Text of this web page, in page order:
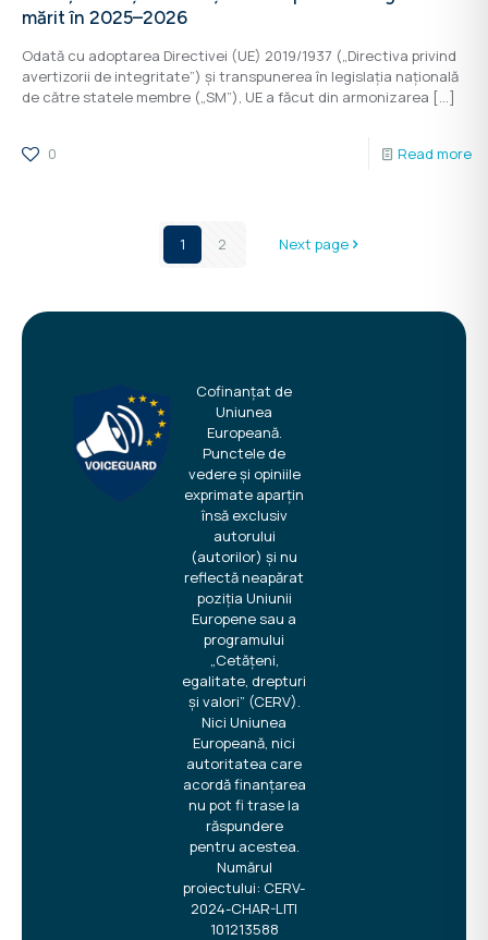
mărit în 2025–2026
Odată cu adoptarea Directivei (UE) 2019/1937 („Directiva privind
avertizorii de integritate”) și transpunerea în legislația națională
de către statele membre („SM”), UE a făcut din armonizarea […]
0 Read more
1 2 Next page
Cofinanțat de
Uniunea
Europeană.
Punctele de
vedere și opiniile
exprimate aparțin
însă exclusiv
autorului
(autorilor) și nu
reflectă neapărat
poziția Uniunii
Europene sau a
programului
„Cetățeni,
egalitate, drepturi
și valori” (CERV).
Nici Uniunea
Europeană, nici
autoritatea care
acordă finanțarea
nu pot fi trase la
răspundere
pentru acestea.
Numărul
proiectului: CERV-
2024-CHAR-LITI
101213588